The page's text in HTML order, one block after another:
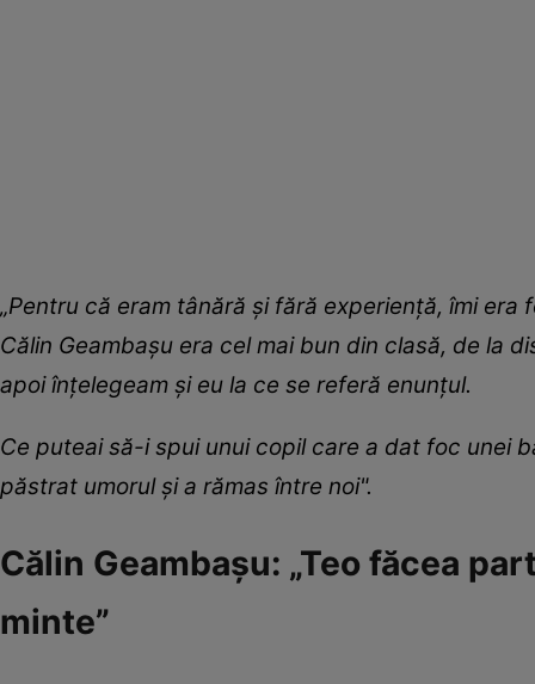
„Pentru că eram tânără şi fără experienţă, îmi
Călin Geambașu era cel mai bun din clasă, de la
apoi înţelegeam şi eu la ce se referă enunţul.
Ce puteai să-i spui unui copil care a dat foc unei
păstrat umorul şi a rămas între noi".
Călin Geambașu: „Teo făcea
minte”